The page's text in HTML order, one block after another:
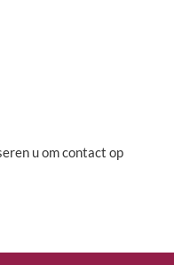
u om contact op